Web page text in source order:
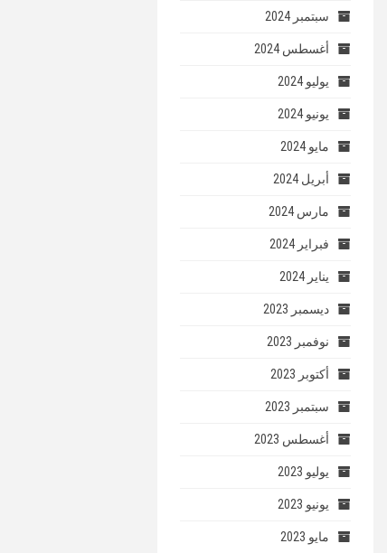
سبتمبر 2024
أغسطس 2024
يوليو 2024
يونيو 2024
مايو 2024
أبريل 2024
مارس 2024
فبراير 2024
يناير 2024
ديسمبر 2023
نوفمبر 2023
أكتوبر 2023
سبتمبر 2023
أغسطس 2023
يوليو 2023
يونيو 2023
مايو 2023